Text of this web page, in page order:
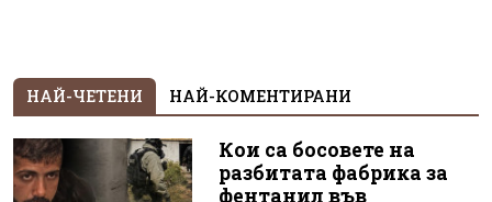
НАЙ-ЧЕТЕНИ НАЙ-КОМЕНТИРАНИ
Кои са босовете на
разбитата фабрика за
фентанил във